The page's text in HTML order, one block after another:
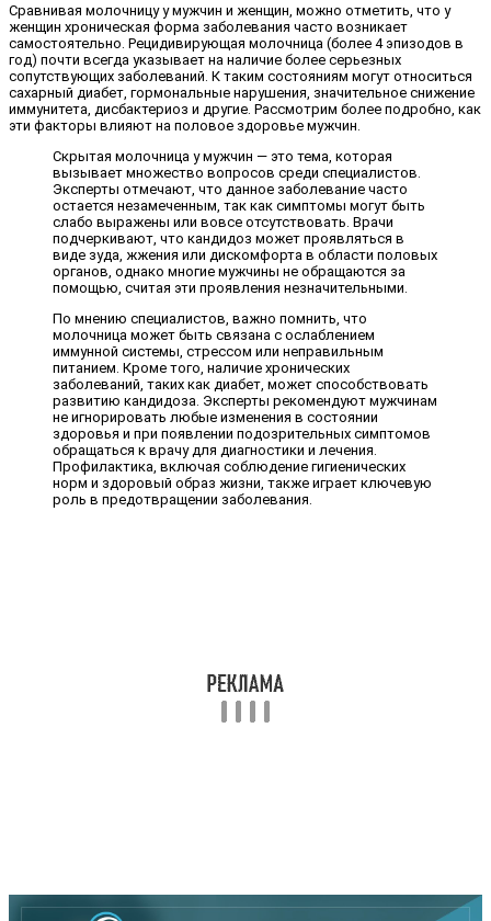
Сравнивая молочницу у мужчин и женщин, можно отметить, что у
женщин хроническая форма заболевания часто возникает
самостоятельно. Рецидивирующая молочница (более 4 эпизодов в
год) почти всегда указывает на наличие более серьезных
сопутствующих заболеваний. К таким состояниям могут относиться
сахарный диабет, гормональные нарушения, значительное снижение
иммунитета, дисбактериоз и другие. Рассмотрим более подробно, как
эти факторы влияют на половое здоровье мужчин.
Скрытая молочница у мужчин — это тема, которая
вызывает множество вопросов среди специалистов.
Эксперты отмечают, что данное заболевание часто
остается незамеченным, так как симптомы могут быть
слабо выражены или вовсе отсутствовать. Врачи
подчеркивают, что кандидоз может проявляться в
виде зуда, жжения или дискомфорта в области половых
органов, однако многие мужчины не обращаются за
помощью, считая эти проявления незначительными.
По мнению специалистов, важно помнить, что
молочница может быть связана с ослаблением
иммунной системы, стрессом или неправильным
питанием. Кроме того, наличие хронических
заболеваний, таких как диабет, может способствовать
развитию кандидоза. Эксперты рекомендуют мужчинам
не игнорировать любые изменения в состоянии
здоровья и при появлении подозрительных симптомов
обращаться к врачу для диагностики и лечения.
Профилактика, включая соблюдение гигиенических
норм и здоровый образ жизни, также играет ключевую
роль в предотвращении заболевания.